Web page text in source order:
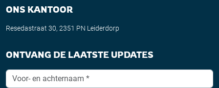
ONS KANTOOR
Resedastraat 30, 2351 PN Leiderdorp
ONTVANG DE LAATSTE UPDATES